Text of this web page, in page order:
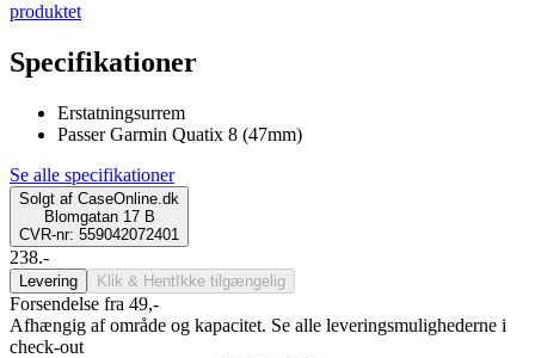
produktet
Specifikationer
Erstatningsurrem
Passer Garmin Quatix 8 (47mm)
Se alle specifikationer
Solgt af CaseOnline.dk
Blomgatan 17 B
CVR-nr: 559042072401
238.-
Levering Klik & Hent Ikke tilgængelig
Forsendelse fra 49,-
Afhængig af område og kapacitet. Se alle leveringsmulighederne i
check-out